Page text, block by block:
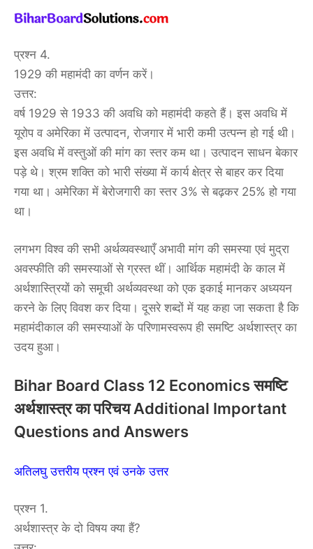
प्रश्न 4.
1929 की महामंदी का वर्णन करें।
उत्तर:
वर्ष 1929 से 1933 की अवधि को महामंदी कहते हैं। इस अवधि में
यूरोप व अमेरिका में उत्पादन, रोजगार में भारी कमी उत्पन्न हो गई थी।
इस अवधि में वस्तुओं की मांग का स्तर कम था। उत्पादन साधन बेकार
पड़े थे। श्रम शक्ति को भारी संख्या में कार्य क्षेत्र से बाहर कर दिया
गया था। अमेरिका में बेरोजगारी का स्तर 3% से बढ़कर 25% हो गया
था।
लगभग विश्व की सभी अर्थव्यवस्थाएँ अभावी मांग की समस्या एवं मुद्रा
अवस्फीति की समस्याओं से ग्रस्त थीं। आर्थिक महामंदी के काल में
अर्थशास्त्रियों को समूची अर्थव्यवस्था को एक इकाई मानकर अध्ययन
करने के लिए विवश कर दिया। दूसरे शब्दों में यह कहा जा सकता है कि
महामंदीकाल की समस्याओं के परिणामस्वरूप ही समष्टि अर्थशास्त्र का
उदय हुआ।
Bihar Board Class 12 Economics समष्टि
अर्थशास्त्र का परिचय Additional Important
Questions and Answers
अतिलघु उत्तरीय प्रश्न एवं उनके उत्तर
प्रश्न 1.
अर्थशास्त्र के दो विषय क्या हैं?